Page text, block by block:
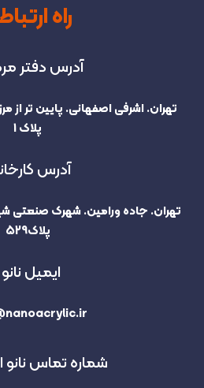
راه
آدرس دفتر
تهران. اشرفی اصفهانی. پایین تر از
پلاک 1
آدرس
تهران. جاده ورامین. شهرک صنعتی
پلاک529
ایمیل
شماره تماس نانو